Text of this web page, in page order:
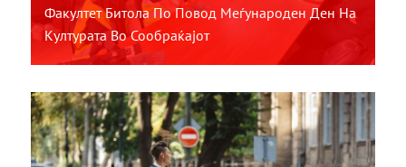
Факултет Битола По Повод Меѓународен Ден На
Културата Во Сообраќајот